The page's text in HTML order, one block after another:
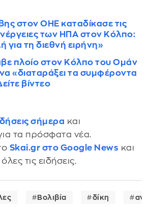
στον ΟΗΕ καταδίκασε τις
των ΗΠΑ στον Κόλπο:
για τη διεθνή ειρήνη»
πλοίο στον Κόλπο του Ομάν
«διαταράξει τα συμφέροντα
βίντεο
σήμερα και
τα πρόσφατα νέα.
Skai.gr στο Google News και
τις ειδήσεις.
Βολιβία δίκη